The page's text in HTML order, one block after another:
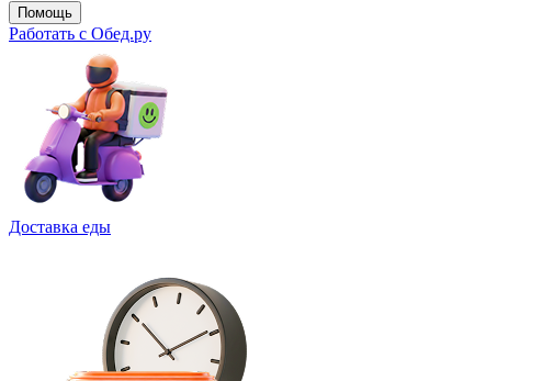
Помощь
Работать с Обед.ру
Доставка еды